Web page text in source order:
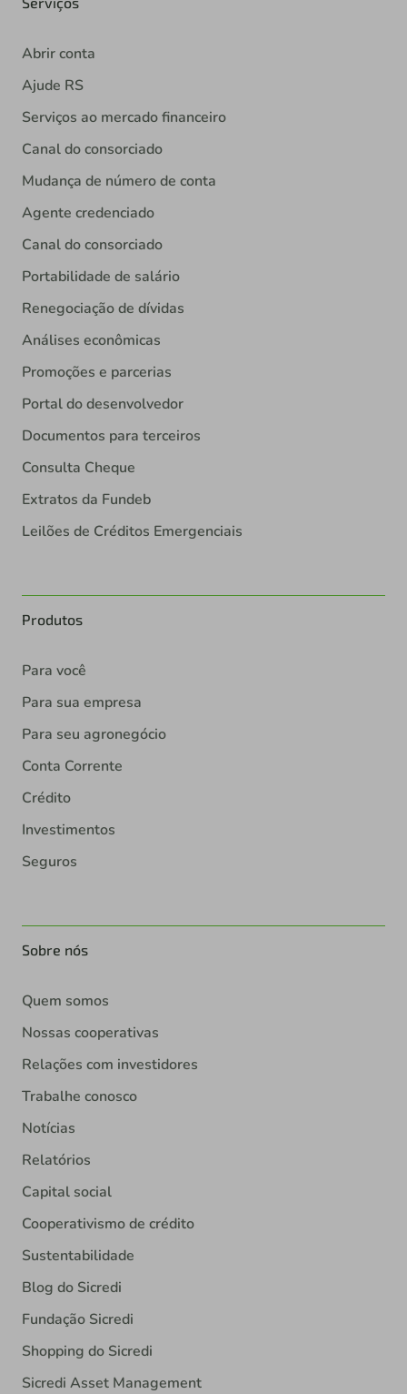
Abrir conta
Ajude RS
Serviços ao mercado financeiro
Canal do consorciado
Mudança de número de conta
Agente credenciado
Canal do consorciado
Portabilidade de salário
Renegociação de dívidas
Análises econômicas
Promoções e parcerias
Portal do desenvolvedor
Documentos para terceiros
Consulta Cheque
Extratos da Fundeb
Leilões de Créditos Emergenciais
Produtos
Para você
Para sua empresa
Para seu agronegócio
Conta Corrente
Crédito
Investimentos
Seguros
Sobre nós
Quem somos
Nossas cooperativas
Relações com investidores
Trabalhe conosco
Notícias
Relatórios
Capital social
Cooperativismo de crédito
Sustentabilidade
Blog do Sicredi
Fundação Sicredi
Shopping do Sicredi
Sicredi Asset Management